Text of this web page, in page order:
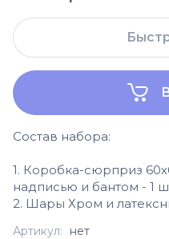
Состав набора:
1. Коробка-сюрприз
надписью и бантом - 1
2. Шары Хром и
Артикул: нет